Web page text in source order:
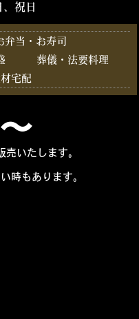
祝日
弁当・お寿司
葬儀・法要料理
宅配
売いたします。
時もあります。